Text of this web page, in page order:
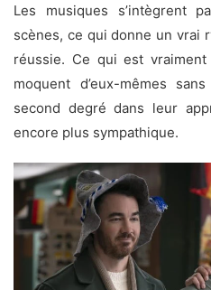
Les musiques s’intègrent
scènes, ce qui donne un vrai
réussie. Ce qui est vraiment
moquent d’eux-mêmes
second degré dans leur
encore plus sympathique.